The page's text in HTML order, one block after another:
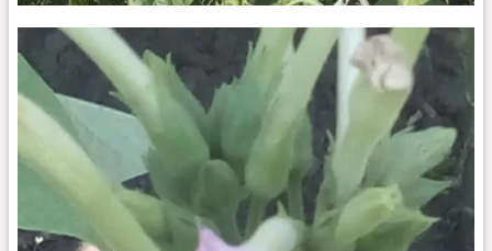
Jamaica
Wrapper
куст